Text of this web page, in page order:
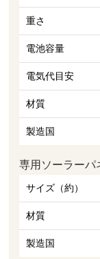
重さ
電池容量
電気代目安
材質
製造国
専用ソーラーパ
サイズ（約）
材質
製造国